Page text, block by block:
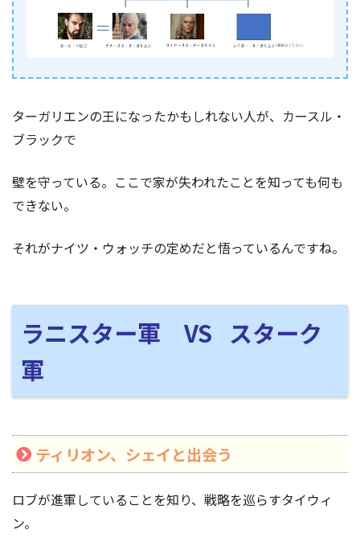
ターガリエンの王になったかもしれない人が、カースル・
ブラックで
壁を守っている。ここで家が失われたことを知っても何も
できない。
それがナイツ・ウォッチの定めだと悟っているんですね。
ラニスター軍 VS スターク
軍
ティリオン、シェイと出会う
ロブが進軍していることを知り、戦略を巡らすタイウィ
ン。